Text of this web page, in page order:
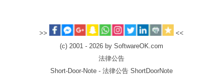
>>
<<
(c) 2001 - 2026 by SoftwareOK.com
法律公告
Short-Door-Note - 法律公告 ShortDoorNote